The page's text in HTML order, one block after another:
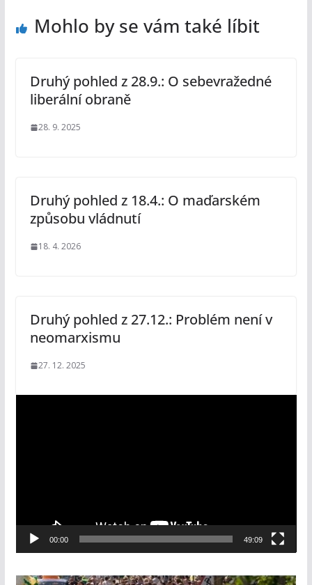
Mohlo by se vám také líbit
Druhý pohled z 28.9.: O sebevražedné
liberální obraně
28. 9. 2025
Druhý pohled z 18.4.: O maďarském
způsobu vládnutí
18. 4. 2026
Druhý pohled z 27.12.: Problém není v
neomarxismu
27. 12. 2025
e
á
00:00 49:09